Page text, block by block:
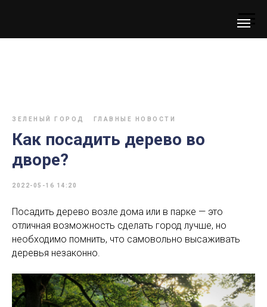
ЗЕЛЕНЫЙ ГОРОД ГЛАВНЫЕ НОВОСТИ
Как посадить дерево во
дворе?
2022-05-16 14:20
Посадить дерево возле дома или в парке — это
отличная возможность сделать город лучше, но
необходимо помнить, что самовольно высаживать
деревья незаконно.